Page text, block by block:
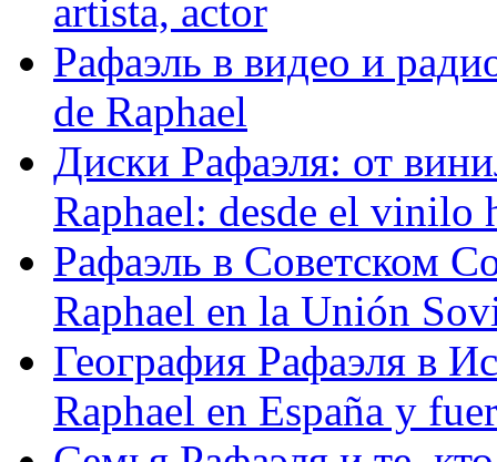
artista, actor
Рафаэль в видео и
de Raphael
Диски Рафаэля: от
Raphael: desde el vinilo
Рафаэль в Советском
Raphael en la Unión
География Рафаэля в
Raphael en España y